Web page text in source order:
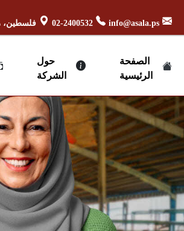
info@asala.ps
02-2400532 فلسطين،
الصفحة
الرئيسية
حول
الشركة